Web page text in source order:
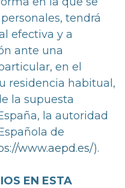
tendrá
efectiva y a
ante una
en el
residencia habitual,
la supuesta
la autoridad
de
www.aepd.es/).
EN ESTA